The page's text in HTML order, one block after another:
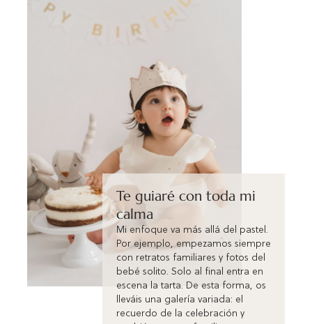
Te guiaré con toda mi
calma
Mi enfoque va más allá del pastel.
Por ejemplo, empezamos siempre
con retratos familiares y fotos del
bebé solito. Solo al final entra en
escena la tarta. De esta forma, os
lleváis una galería variada: el
recuerdo de la celebración y